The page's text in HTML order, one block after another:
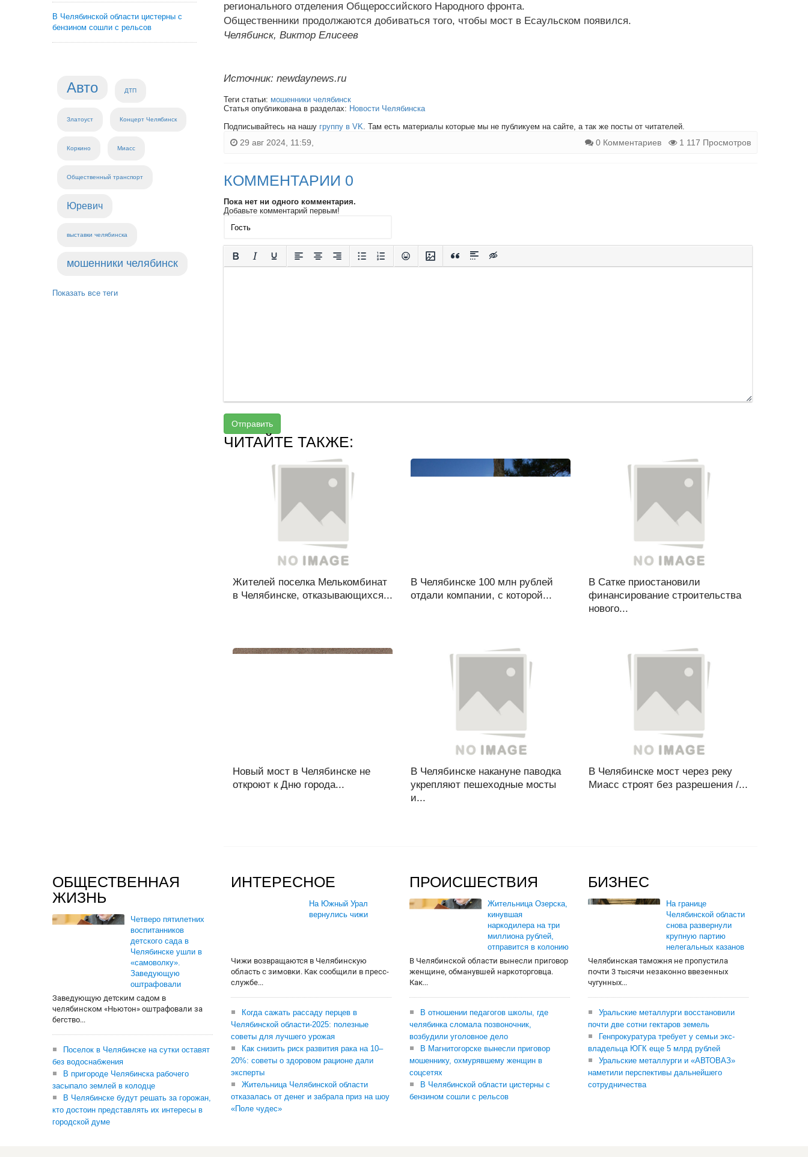
В Челябинской области цистерны с
бензином сошли с рельсов
Авто ДТП
Златоуст Концерт Челябинск
Коркино Миасс
Общественный транспорт
Юревич
выставки челябинска
мошенники челябинск
Показать все теги
регионального отделения Общероссийского Народного фронта.
Общественники продолжаются добиваться того, чтобы мост в Есаульском появился.
Челябинск, Виктор Елисеев
Источник: newdaynews.ru
Теги статьи: мошенники челябинск
Статья опубликована в разделах: Новости Челябинска
Подписывайтесь на нашу группу в VK. Там есть материалы которые мы не публикуем на сайте, а так же посты от читателей.
29 авг 2024, 11:59, 0 Комментариев 1 117 Просмотров
КОММЕНТАРИИ 0
Пока нет ни одного комментария.
Добавьте комментарий первым!
Отправить
ЧИТАЙТЕ ТАКЖЕ:
Жителей поселка Мелькомбинат
в Челябинске, отказывающихся...
В Челябинске 100 млн рублей
отдали компании, с которой...
В Сатке приостановили
финансирование строительства
нового...
Новый мост в Челябинске не
откроют к Дню города...
В Челябинске накануне паводка
укрепляют пешеходные мосты
и...
В Челябинске мост через реку
Миасс строят без разрешения /...
ОБЩЕСТВЕННАЯ
ЖИЗНЬ
Четверо пятилетних
воспитанников
детского сада в
Челябинске ушли в
«самоволку».
Заведующую
оштрафовали
Заведующую детским садом в
челябинском «Ньютон» оштрафовали за
бегство...
Поселок в Челябинске на сутки оставят
без водоснабжения
В пригороде Челябинска рабочего
засыпало землей в колодце
В Челябинске будут решать за горожан,
кто достоин представлять их интересы в
городской думе
ИНТЕРЕСНОЕ
На Южный Урал
вернулись чижи
Чижи возвращаются в Челябинскую
область с зимовки. Как сообщили в пресс-
службе...
Когда сажать рассаду перцев в
Челябинской области-2025: полезные
советы для лучшего урожая
Как снизить риск развития рака на 10–
20%: советы о здоровом рационе дали
эксперты
Жительница Челябинской области
отказалась от денег и забрала приз на шоу
«Поле чудес»
ПРОИСШЕСТВИЯ
Жительница Озерска,
кинувшая
наркодилера на три
миллиона рублей,
отправится в колонию
В Челябинской области вынесли приговор
женщине, обманувшей наркоторговца.
Как...
В отношении педагогов школы, где
челябинка сломала позвоночник,
возбудили уголовное дело
В Магнитогорске вынесли приговор
мошеннику, охмурявшему женщин в
соцсетях
В Челябинской области цистерны с
бензином сошли с рельсов
БИЗНЕС
На границе
Челябинской области
снова развернули
крупную партию
нелегальных казанов
Челябинская таможня не пропустила
почти 3 тысячи незаконно ввезенных
чугунных...
Уральские металлурги восстановили
почти две сотни гектаров земель
Генпрокуратура требует у семьи экс-
владельца ЮГК еще 5 млрд рублей
Уральские металлурги и «АВТОВАЗ»
наметили перспективы дальнейшего
сотрудничества